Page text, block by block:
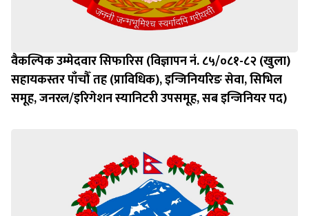
वैकल्पिक उम्मेदवार सिफारिस (विज्ञापन नं. ८५/०८१-८२ (खुला)
सहायकस्तर पाँचौँ तह (प्राविधिक), इन्जिनियरिङ सेवा, सिभिल
समूह, जनरल/इरिगेशन स्यानिटरी उपसमूह, सब इन्जिनियर पद)